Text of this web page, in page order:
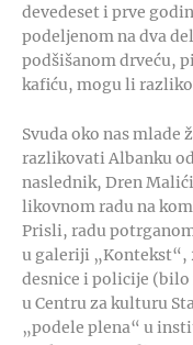
devedeset i prve
podeljenom na dva
podšišanom drveću,
kafiću, mogu li
Svuda oko nas mlade
razlikovati Albanku
naslednik, Dren
likovnom radu na
Prisli, radu
u galeriji „Kontekst“,
desnice i policije (bilo
u Centru za kulturu
„podele plena“ u